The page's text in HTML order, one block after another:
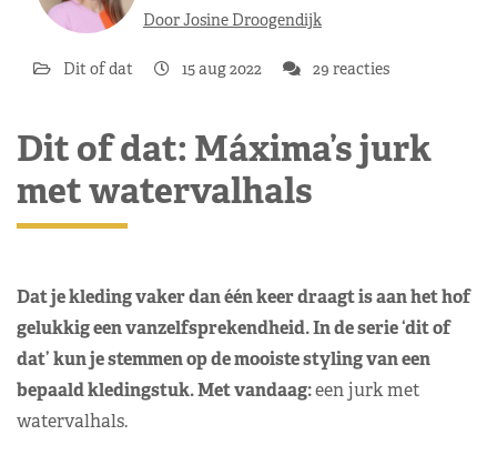
Door Josine Droogendijk
Dit of dat 15 aug 2022 29 reacties
Dit of dat: Máxima’s jurk
met watervalhals
Dat je kleding vaker dan één keer draagt is aan het hof
gelukkig een vanzelfsprekendheid. In de serie ‘dit of
dat’ kun je stemmen op de mooiste styling van een
bepaald kledingstuk. Met vandaag:een jurk met
watervalhals.